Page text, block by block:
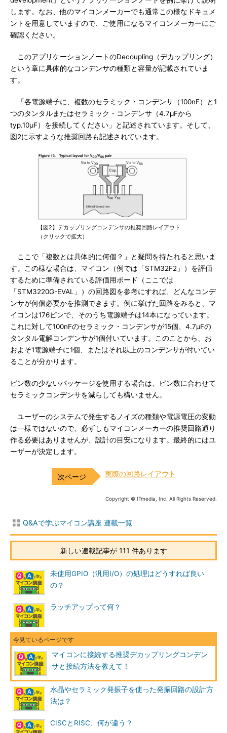
します。なお、他のマイコンメーカーでも通常この様なドキュメ
ントを用意していますので、ご使用になるマイコンメーカーにご
確認ください。
このアプリケーションノートのDecoupling（デカップリング）
という章に具体的なコンデンサの種類と容量が記載されていま
す。
「各電源端子に、複数のセラミック・コンデンサ（100nF）と1
つのタンタルまたはセラミック・コンデンサ（4.7μFから
typ.10μF）を接続してください」と記述されています。そして、
図2に示すような推奨回路も記述されています。
【図2】デカップリングコンデンサの推奨回路レイアウト
（クリックで拡大）
ここで「複数とは具体的に何個？」と疑問を持たれると思いま
す。この様な場合は、マイコン（例では「STM32F2」）を評価
するために準備されている評価用ボード（ここでは
「STM3220G-EVAL」）の回路図を参考にすれば、どんなコンデ
ンサが何個必要かを推測できます。例に挙げた回路をみると、マ
イコンは176ピンで、そのうち電源端子は14本になっています。
これに対して100nFのセラミック・コンデンサが15個、4.7μFの
タンタル電解コンデンサが1個付いています。このことから、お
およそ1電源端子に1個、またはそれ以上のコンデンサが付いてい
ることが分かります。
ピン数の少ないパッケージを使用する場合は、ピン数に合わせて
セラミックコンデンサを減らしても構いません。
ユーザーのシステムで発生するノイズの種類や電源電圧の変動
は一様ではないので、必ずしもマイコンメーカーの推奨回路通り
作る必要はありませんが、設計の目安になります。最終的にはユ
ーザーが決定します。
実際の回路レイアウト
Copyright © ITmedia, Inc. All Rights Reserved.
Q&Aで学ぶマイコン講座 連載一覧
新しい連載記事が 111 件あります
未使用GPIO（汎用I/O）の処理はどうすれば良い
の？
ラッチアップって何？
マイコンに接続する推奨デカップリングコンデン
サと接続方法を教えて！
水晶やセラミック発振子を使った発振回路の設計方
法は？
CISCとRISC、何が違う？